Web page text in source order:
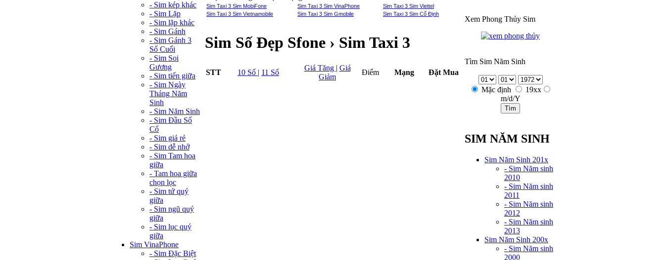
- Sim kép khác
- Sim Lặp
- Sim lặp khác
- Sim Gánh
- Sim Gánh 3
Số Cuối
- Sim Soi
Gương
- Sim tiến giữa
- Sim Ngày
Tháng Năm
Sinh
- Sim Năm Sinh
- Sim Đầu Số
Cổ
- Sim giá rẻ
- Sim dễ nhớ
- Sim Tam hoa
giữa
- Tam hoa giữa
chọn lọc
- Sim tứ quý
giữa
- Sim ngũ quý
giữa
- Sim lục quý
giữa
Sim VinaPhone
- Sim Đặc Biệt
Sim Taxi 3 Sim MobiFone Sim Taxi 3 Sim VinaPhone
Sim Taxi 3 Sim Viettel
Sim Taxi 3 Sim Vietnamobile
Sim Taxi 3 Sim Gmobile Sim Taxi 3 Sim Cố Định
Sim Số Đẹp Sfone › Sim Taxi 3
STT 10 Số | 11 Số
Giá Tăng | Giá
Giảm
Điểm Mạng Đặt Mua
Xem Phong Thủy Sim
Tìm Sim Năm Sinh
Mặc định
19xx
m/d/Y
SIM NĂM SINH
Sim Năm Sinh 201x
- Sim Năm sinh
2010
- Sim Năm sinh
2011
- Sim Năm sinh
2012
- Sim Năm sinh
2013
Sim Năm Sinh 200x
- Sim Năm sinh
2000